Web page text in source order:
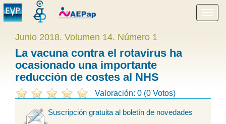
menú
Junio 2018. Volumen 14. Número 1
La vacuna contra el rotavirus ha
ocasionado una importante
reducción de costes al NHS
Valoración: 0 (0 Votos)
Suscripción gratuita al boletín de novedades